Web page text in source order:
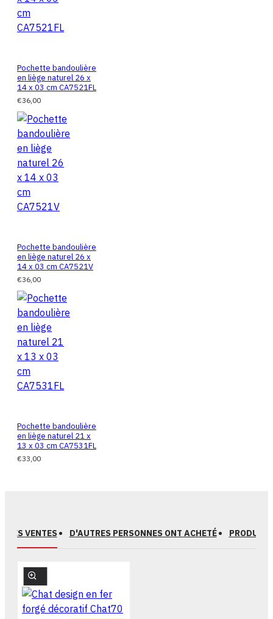
Pochette bandoulière
en liège naturel 26 x
14 x 03 cm CA7521FL
€36,00
Pochette bandoulière
en liège naturel 26 x
14 x 03 cm CA7521V
€36,00
Pochette bandoulière
en liège naturel 21 x
13 x 03 cm CA7531FL
€33,00
VENTES D'AUTRES PERSONNES ONT ACHETÉ